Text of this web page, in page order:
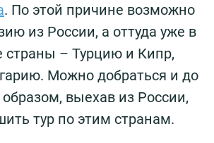
. По этой причине возможно
из России, а оттуда уже в
– Турцию и Кипр,
Можно добраться и до
выехав из России,
тур по этим странам.